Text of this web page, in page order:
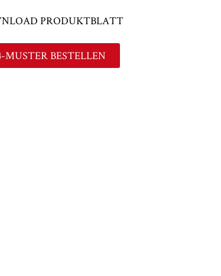
PRODUKTBLATT
MUSTER BESTELLEN